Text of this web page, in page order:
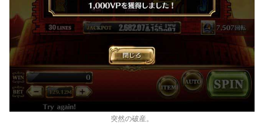
突然の破産。